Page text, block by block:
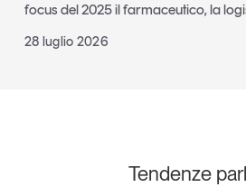
focus del 2025 il farmaceutico, la
28 luglio 2026
Tendenze